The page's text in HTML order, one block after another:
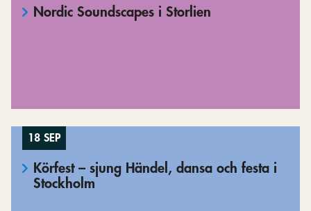
Nordic Soundscapes i Storlien
18 SEP
Körfest – sjung Händel, dansa och festa i
Stockholm